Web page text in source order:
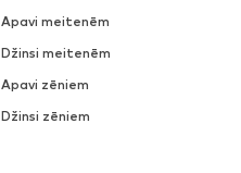
Apavi meitenēm
Džinsi meitenēm
Apavi zēniem
Džinsi zēniem